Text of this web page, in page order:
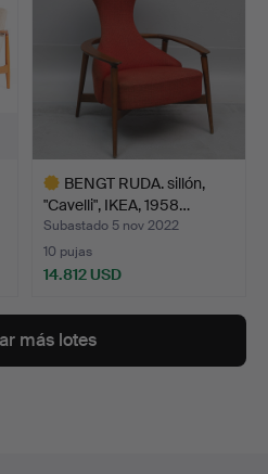
BENGT RUDA. sillón,
"Cavelli", IKEA, 1958…
Subastado 5 nov 2022
10 pujas
14.812 USD
más lotes